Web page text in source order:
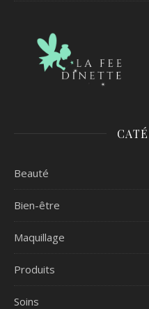
Beauté
Bien-être
Maquillage
Produits
Soins